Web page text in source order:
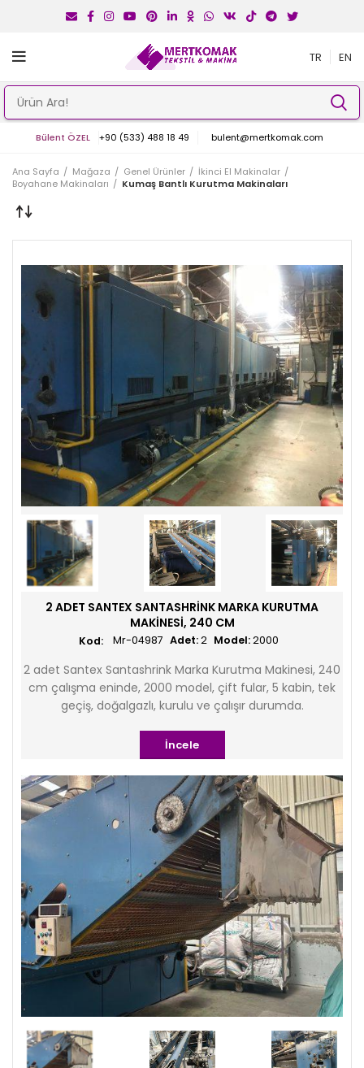
TR EN
Bülent ÖZEL +90 (533) 488 18 49 bulent@mertkomak.com
Ana Sayfa Mağaza Genel Ürünler
İkinci El Makinalar
Boyahane Makinaları
Kumaş Bantlı Kurutma Makinaları
2 ADET SANTEX SANTASHRINK MARKA KURUTMA
MAKINESI, 240 CM
Adet:2 Model:2000
Mr-04987
2 adet Santex Santashrink Marka Kurutma Makinesi, 240
cm çalışma eninde, 2000 model, çift fular, 5 kabin, tek
geçiş, doğalgazlı, kurulu ve çalışır durumda.
İncele